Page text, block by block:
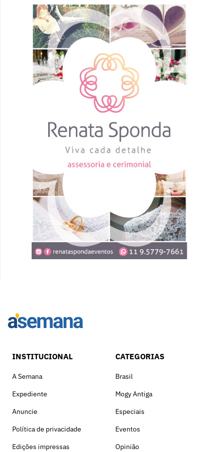
INSTITUCIONAL
A Semana
Expediente
Anuncie
Política de privacidade
Edições impressas
CATEGORIAS
Brasil
Mogy Antiga
Especiais
Eventos
Opinião